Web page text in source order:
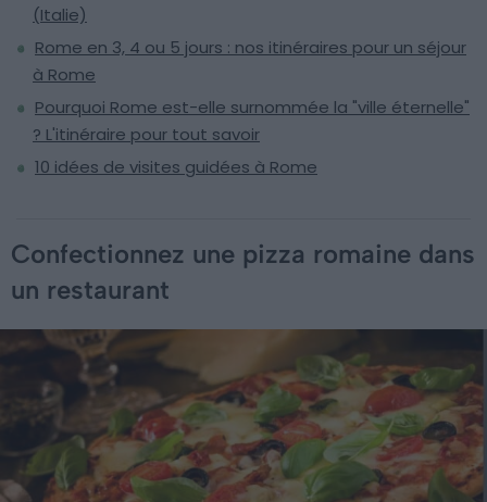
(Italie)
Rome en 3, 4 ou 5 jours : nos itinéraires pour un séjour
à Rome
Pourquoi Rome est-elle surnommée la "ville éternelle"
? L'itinéraire pour tout savoir
10 idées de visites guidées à Rome
Confectionnez une pizza romaine dans
un restaurant